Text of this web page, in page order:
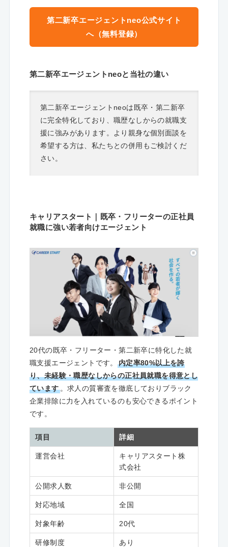
第二新卒エージェントneo公式サイト
へ（無料登録）
第二新卒エージェントneoと当社の違い
第二新卒エージェントneoは既卒・第二新卒
に完全特化しており、職歴なしからの就職支
援に強みがあります。より親身な個別面談を
希望する方は、私たちとの併用もご検討くだ
さい。
キャリアスタート｜既卒・フリーターの正社員
就職に強い若者向けエージェント
20代の既卒・フリーター・第二新卒に特化した就
職支援エージェントです。
内定率80%以上を誇
り、未経験・職歴なしからの正社員就職を得意とし
ています。求人の質審査を徹底しておりブラック
企業排除に力を入れているのも安心できるポイント
です。
項目 詳細
運営会社
キャリアスタート株
式会社
公開求人数 非公開
対応地域 全国
対象年齢 20代
研修制度 あり